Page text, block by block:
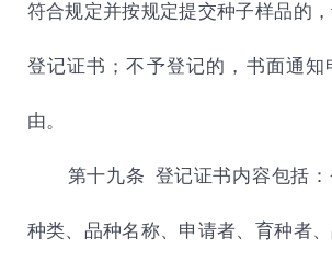
符合规定并按规定提交种子样品的
登记证书；不予登记的，书面通知
由。
第十九条 登记证书内容包括
种类、品种名称、申请者、育种者